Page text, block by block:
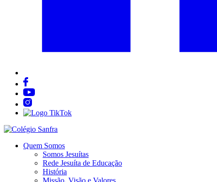
Quem Somos
Somos Jesuítas
Rede Jesuíta de Educação
História